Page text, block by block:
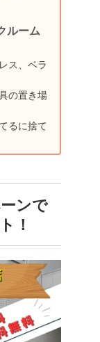
ルーム
ス、ベラ
の置き場
るに捨て
ンで
！